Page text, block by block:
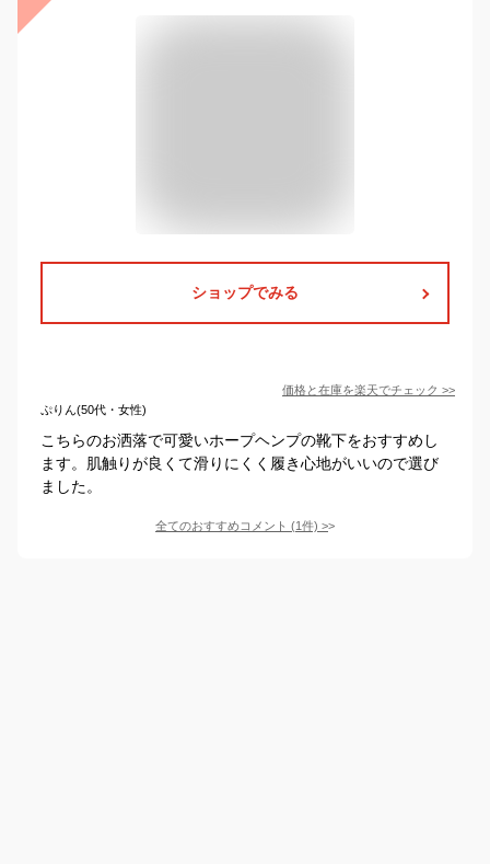
ショップでみる
価格と在庫を楽天でチェック >>
ぷりん(50代・女性)
こちらのお洒落で可愛いホープヘンプの靴下をおすすめし
ます。肌触りが良くて滑りにくく履き心地がいいので選び
ました。
全てのおすすめコメント (1件) >